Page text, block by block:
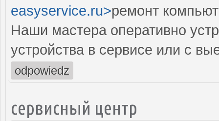
easyservice.ru>ремонт
Наши мастера оперативно
устройства в сервисе или с
odpowiedz
сервисный центр